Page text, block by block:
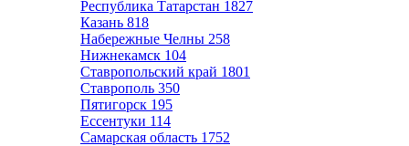
Республика Татарстан 1827
Казань 818
Набережные Челны 258
Нижнекамск 104
Ставропольский край 1801
Ставрополь 350
Пятигорск 195
Ессентуки 114
Самарская область 1752